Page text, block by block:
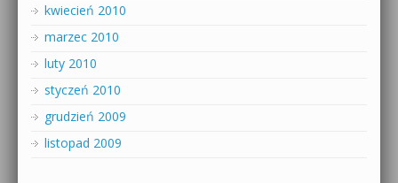
kwiecień 2010
marzec 2010
luty 2010
styczeń 2010
grudzień 2009
listopad 2009